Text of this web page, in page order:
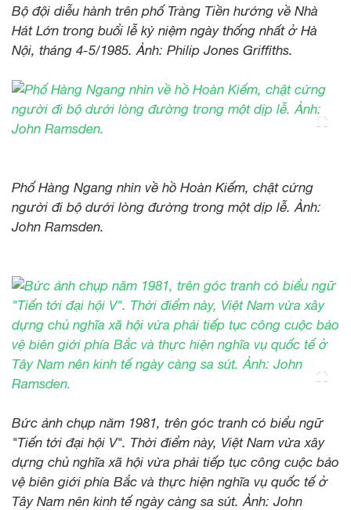
Bộ đội diễu hành trên phố Tràng Tiền hướng về Nhà
Hát Lớn trong buổi lễ kỷ niệm ngày thống nhất ở Hà
Nội, tháng 4-5/1985. Ảnh: Philip Jones Griffiths.
Phố Hàng Ngang nhìn về hồ Hoàn Kiếm, chật cứng
người đi bộ dưới lòng đường trong một dịp lễ. Ảnh:
John Ramsden.
Bức ảnh chụp năm 1981, trên góc tranh có biểu ngữ
"Tiến tới đại hội V". Thời điểm này, Việt Nam vừa xây
dựng chủ nghĩa xã hội vừa phải tiếp tục công cuộc bảo
vệ biên giới phía Bắc và thực hiện nghĩa vụ quốc tế ở
Tây Nam nên kinh tế ngày càng sa sút. Ảnh: John